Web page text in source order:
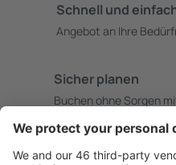
Schnell und
Angebot an Ihre
Sicher planen
Buchen ohne Sorgen
Mehr sparen